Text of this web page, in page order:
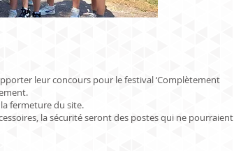
leur concours pour le festival ‘Complètement
fermeture du site.
la sécurité seront des postes qui ne pourraient